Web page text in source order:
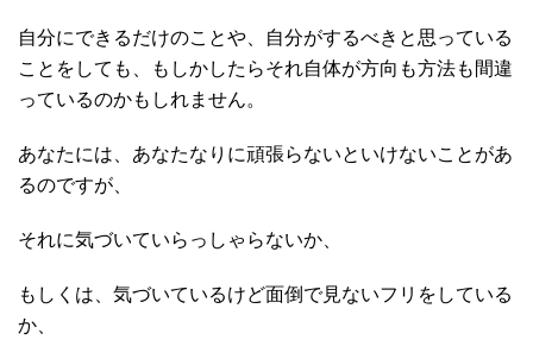
自分にできるだけのことや、自分がするべきと思っている
ことをしても、もしかしたらそれ自体が方向も方法も間違
っているのかもしれません。
あなたには、あなたなりに頑張らないといけないことがあ
るのですが、
それに気づいていらっしゃらないか、
もしくは、気づいているけど面倒で見ないフリをしている
か、